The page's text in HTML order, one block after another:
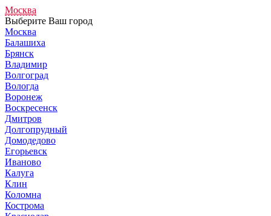
Москва
Выберите Ваш город
Москва
Балашиха
Брянск
Владимир
Волгоград
Вологда
Воронеж
Воскресенск
Дмитров
Долгопрудный
Домодедово
Егорьевск
Иваново
Калуга
Клин
Коломна
Кострома